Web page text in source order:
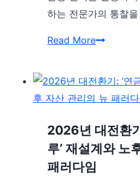
미
(2026
년
층
분
석)
정
‘수
성’을
동
에
확
하는 전문가의 통찰
Read More국
변
혁:
일
하
2026년 대전환
루’ 재설계와 노
패러다임